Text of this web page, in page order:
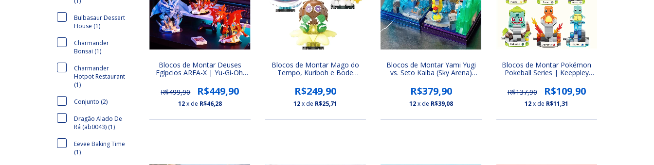
Bulbasaur Dessert
House (1)
Charmander
Bonsai (1)
Charmander
Hotpot Restaurant
(1)
Conjunto (2)
Dragão Alado De
Rá (ab0043) (1)
Eevee Baking Time
(1)
Blocos de Montar Deuses
Egípcios AREA-X | Yu-Gi-Oh!
Slifer e Rá) (COM LED)
R$499,90 R$449,90
12x de R$46,28
Blocos de Montar Mago do
Tempo, Kuriboh e Bode
Duel Monsters
R$249,90
12x de R$25,71
Blocos de Montar Yami Yugi
vs. Seto Kaiba (Sky Arena)
Monsters (COM LED)
R$379,90
12x de R$39,08
Blocos de Montar Pokémon
Pokeball Series | Keeppley
Squirtle, Pikachu, Eevee e
Meowth)
R$137,90 R$109,90
12x de R$11,31